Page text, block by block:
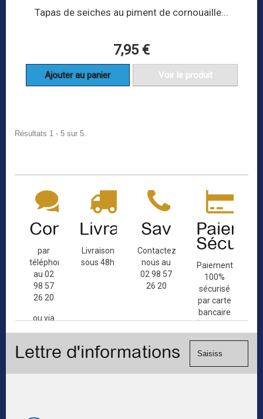
Tapas de seiches au piment de cornouaille...
7,95 €
Ajouter au panier Voir le produit
Résultats 1 - 5 sur 5.
Contact
par
téléphone
au 02
98 57
26 20
ou via
de
Livraison
Livraison
sous 48h
Sav
Contactez-
nous au
02 98 57
26 20
Paiement
100%
sécurisé
par carte
bancaire
(Mastercard,
Visa, ...) et
Lettre d'informations